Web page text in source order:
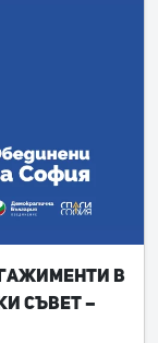
в
съвет –